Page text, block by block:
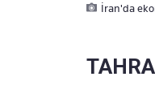
İran'da